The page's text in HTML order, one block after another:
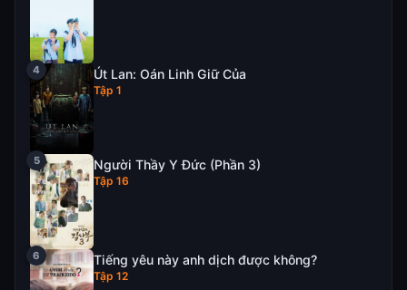
Út Lan: Oán Linh Giữ Của
Tập 1
Người Thầy Y Đức (Phần 3)
Tập 16
Tiếng yêu này anh dịch được không?
Tập 12